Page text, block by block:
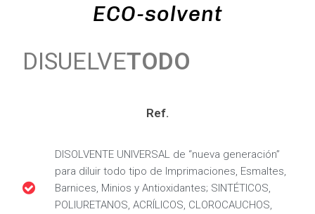
ECO-solvent
DISUELVETODO
Ref.
DISOLVENTE UNIVERSAL de “nueva generación”
para diluir todo tipo de Imprimaciones, Esmaltes,
Barnices, Minios y Antioxidantes; SINTÉTICOS,
POLIURETANOS, ACRÍLICOS, CLOROCAUCHOS,